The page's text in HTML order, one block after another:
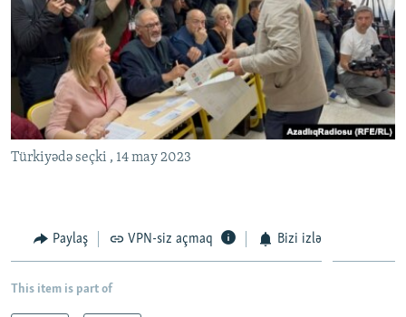
Türkiyədə seçki , 14 may 2023
Paylaş VPN-siz açmaq Bizi izlə
This item is part of